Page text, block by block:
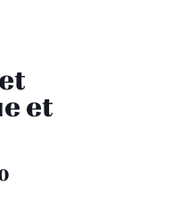
et